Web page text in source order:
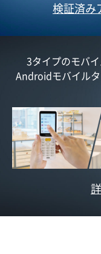
検証済み
3タイプのモバ
Androidモバイル